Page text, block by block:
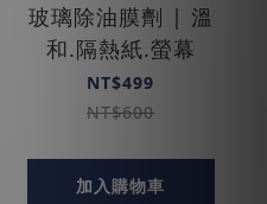
玻璃除油膜劑 | 溫
和.隔熱紙.螢幕
NT$499
NT$600
加入購物車